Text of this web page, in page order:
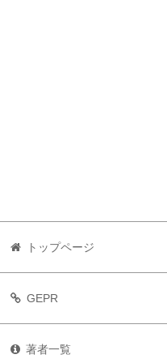
トップページ
GEPR
著者一覧